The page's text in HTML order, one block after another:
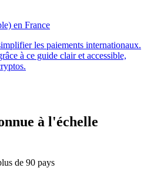
en France
les paiements internationaux.
à ce guide clair et accessible,
à l'échelle
de 90 pays